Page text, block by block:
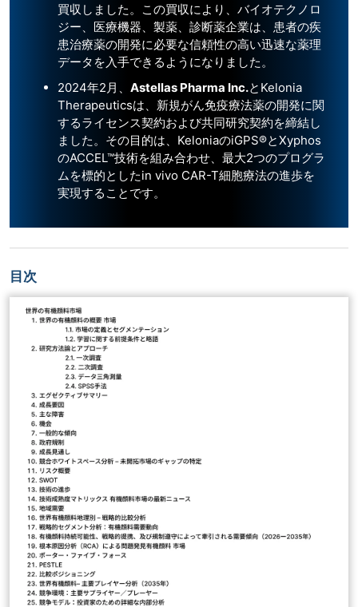
買収しました。この買収により、バイオテクノロ
ジー、医療機器、製薬、診断薬企業は、患者の疾
患治療薬の開発に必要な信頼性の高い迅速な薬理
データを入手できるようになりました。
2024年2月、 Astellas Pharma Inc.とKelonia
Therapeuticsは、新規がん免疫療法薬の開発に関
するライセンス契約および共同研究契約を締結し
ました。その目的は、KeloniaのiGPS®とXyphos
のACCEL™技術を組み合わせ、最大2つのプログラ
ムを標的としたin vivo CAR-T細胞療法の進歩を
実現することです。
目次